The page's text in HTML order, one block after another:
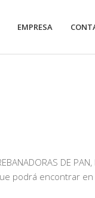
EMPRESA
DE PAN,
podrá encontrar